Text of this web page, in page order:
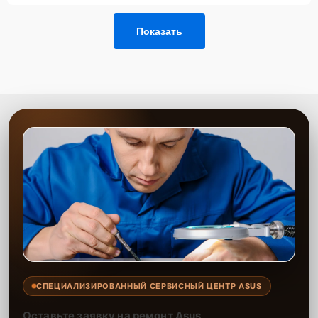
запросить обратный звонок через Форму заявки
для быстрого уточнения деталей.
Привезти устройство в ближайший центр или
Дождаться оповещения о готовности и забрать
курьерской доставкой.
При необходимости клиент может воспользоваться услугой
вызова мастера для проведения диагностики и ремонта в
желаемом месте и удобное время.
Какие предоставляются
гарантии
распространяется на все виды ремонта, а также на все
используемые запчасти. Гарантия включает в себя срочную
Показать
СПЕЦИАЛИЗИРОВАННЫЙ СЕРВИСНЫЙ ЦЕНТР ASUS